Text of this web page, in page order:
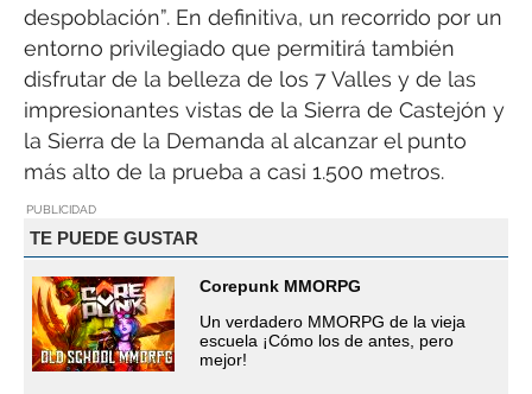
despoblación”. En definitiva, un recorrido por un
entorno privilegiado que permitirá también
disfrutar de la belleza de los 7 Valles y de las
impresionantes vistas de la Sierra de Castejón y
la Sierra de la Demanda al alcanzar el punto
más alto de la prueba a casi 1.500 metros.
PUBLICIDAD
TE PUEDE GUSTAR
Corepunk MMORPG
Un verdadero MMORPG de la vieja
escuela ¡Cómo los de antes, pero
mejor!